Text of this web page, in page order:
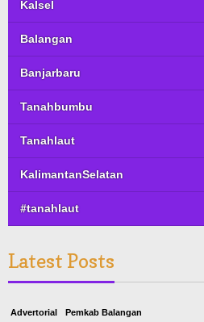
Kalsel
Balangan
Banjarbaru
Tanahbumbu
Tanahlaut
KalimantanSelatan
#tanahlaut
Latest Posts
Advertorial Pemkab Balangan